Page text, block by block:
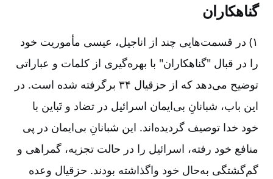
گناهکاران
۱) در قسمت‌هایی چند از اناجیل، عیسی مأموریت خود
را در قبال "گناهکاران" با بهره‌گیری از کلمات و عباراتی
توضیح می‌دهد که از حزقیال ۳۴ برگرفته شده است. در
این باب، شبانانِ بی‌ایمان اسرائیل در تضاد و تَباین با
خود خدا توصیف گردیده‌اند. این شبانانِ بی‌ایمان در پی
منافع خود رفته، اسرائیل را در حالت تجزیه، گمراهی و
گم‌گشتگی به‌حال خود واگذاشته‌ بودند. حزقیال وعده